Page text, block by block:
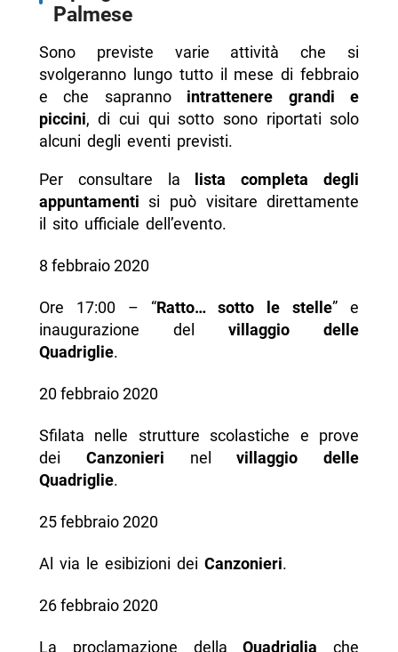
Palmese
Sono previste varie attività che si
svolgeranno lungo tutto il mese di febbraio
e che sapranno intrattenere grandi e
piccini, di cui qui sotto sono riportati solo
alcuni degli eventi previsti.
Per consultare la lista completa degli
appuntamenti si può visitare direttamente
il sito ufficiale dell’evento.
8 febbraio 2020
Ore 17:00 – “Ratto… sotto le stelle” e
inaugurazione delvillaggio delle
Quadriglie.
20 febbraio 2020
Sfilata nelle strutture scolastiche e prove
dei Canzonieri nelvillaggio delle
Quadriglie.
25 febbraio 2020
Al via le esibizioni dei Canzonieri.
26 febbraio 2020
La proclamazione dellaQuadriglia che